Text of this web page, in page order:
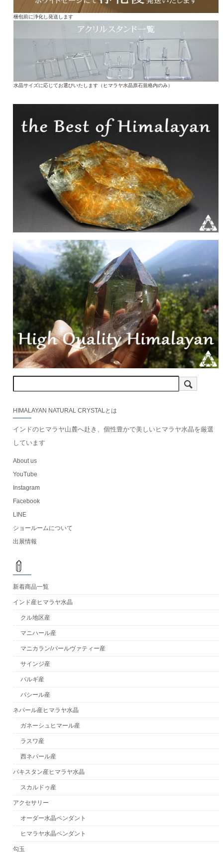
梱包前に浄化し発送します
水晶サイズに応じてお選びいたします（ヒマラヤ水晶原石規格内のみ）
HIMALAYAN NATURAL CRYSTALとは
インドのヒマラヤ山麓へ赴き、個性豊かで美しいヒマラヤ水晶を厳選
しています
About us
YouTube
Instagram
Facebook
LINE
ショールームについて
出展情報
新着商品一覧
インド産ヒマラヤ水晶
クル地区産
マニハール産
マニカラン/パールヴァティー産
サインジ産
パルギ産
バシール産
ネパール産ヒマラヤ水晶
ガネーシュヒマール産
ラスワ産
西ネパール産
パキスタン産ヒマラヤ水晶
スカルドゥ産
アクセサリー
オーダー水晶ペンダント
ヒマラヤ水晶ペンダント
勾玉